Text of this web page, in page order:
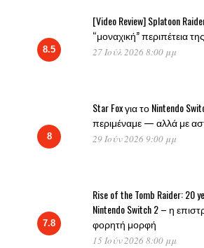
8.5
[Video Review] Splatoon
“μοναχική” περιπέτεια
27 Ιούλ 2026 8:00 μμ
8
Star Fox για το Nintendo
περιμέναμε — αλλά με
29 Ιούν 2026 9:00 μμ
7.8
Rise of the Tomb Raider: 20
Nintendo Switch 2 – η
φορητή μορφή
15 Ιούν 2026 8:00 μμ